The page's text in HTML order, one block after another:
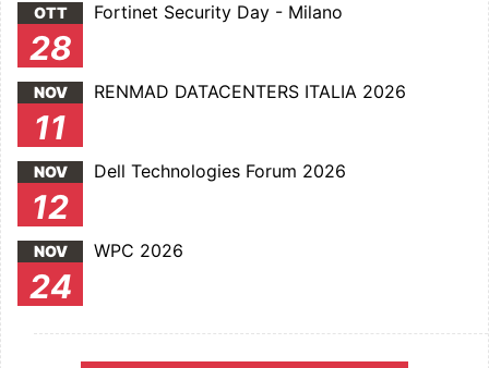
OTT
28
Fortinet Security Day - Milano
NOV
11
RENMAD DATACENTERS ITALIA 2026
NOV
12
Dell Technologies Forum 2026
NOV
24
WPC 2026